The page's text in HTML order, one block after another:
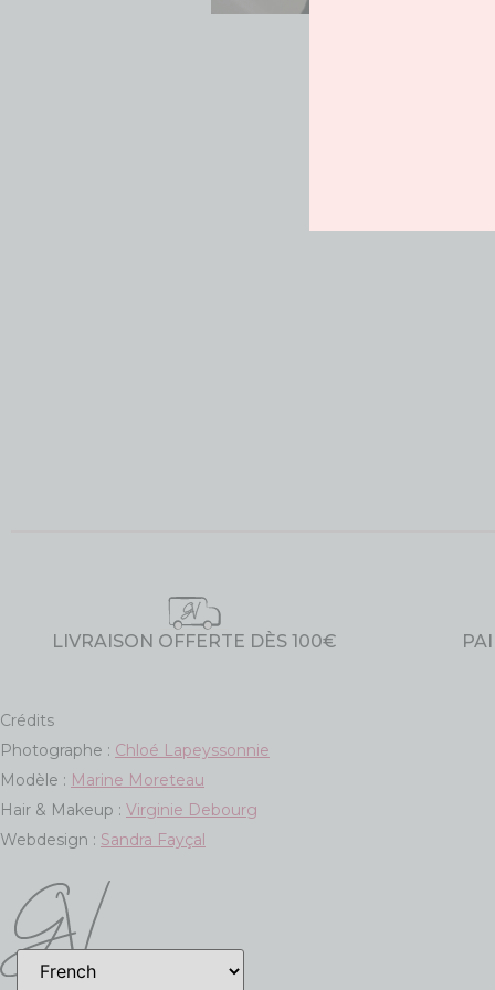
LIVRAISON OFFERTE DÈS 100€
Crédits
Photographe : Chloé Lapeyssonnie
Modèle : Marine Moreteau
Hair & Makeup : Virginie Debourg
Webdesign : Sandra Fayçal